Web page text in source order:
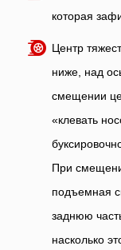
которая
Центр
ниже, над
смещении
«клевать
При
подъемная
заднюю
насколько